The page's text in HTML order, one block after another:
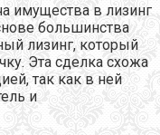
имущества в лизинг
большинства
лизинг, который
Эта сделка схожа
так как в ней
и